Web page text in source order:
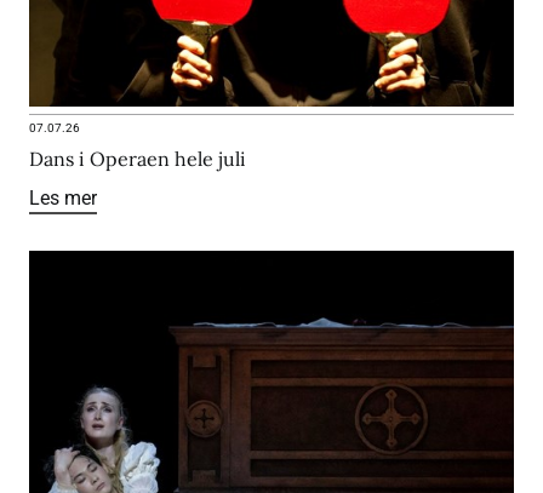
07.07.26
Dans i Operaen hele juli
Les mer